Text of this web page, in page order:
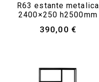
R63 estante metalica
2400×250 h2500mm
390,00 €